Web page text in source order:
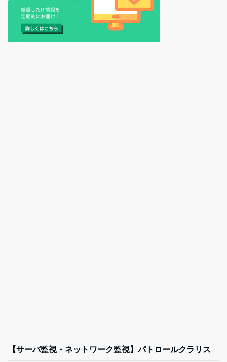
【サーバ監視・ネットワーク監視】パトロールクラリス